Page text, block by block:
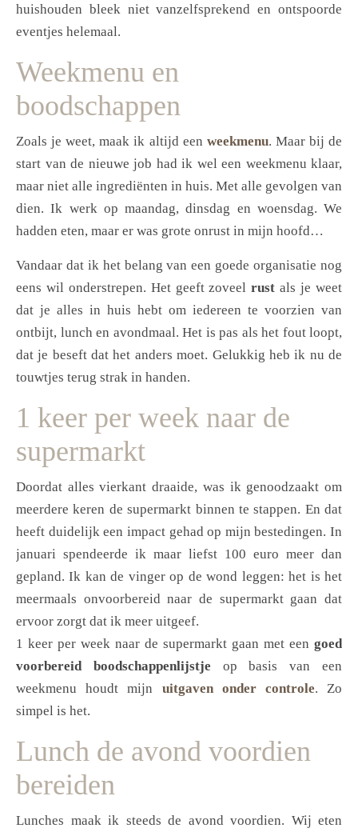
huishouden bleek niet vanzelfsprekend en ontspoorde
eventjes helemaal.
Weekmenu en
boodschappen
Zoals je weet, maak ik altijd een weekmenu. Maar bij de
start van de nieuwe job had ik wel een weekmenu klaar,
maar niet alle ingrediënten in huis. Met alle gevolgen van
dien. Ik werk op maandag, dinsdag en woensdag. We
hadden eten, maar er was grote onrust in mijn hoofd…
Vandaar dat ik het belang van een goede organisatie nog
eens wil onderstrepen. Het geeft zoveelrust als je weet
dat je alles in huis hebt om iedereen te voorzien van
ontbijt, lunch en avondmaal. Het is pas als het fout loopt,
dat je beseft dat het anders moet. Gelukkig heb ik nu de
touwtjes terug strak in handen.
1 keer per week naar de
supermarkt
Doordat alles vierkant draaide, was ik genoodzaakt om
meerdere keren de supermarkt binnen te stappen. En dat
heeft duidelijk een impact gehad op mijn bestedingen. In
januari spendeerde ik maar liefst 100 euro meer dan
gepland. Ik kan de vinger op de wond leggen: het is het
meermaals onvoorbereid naar de supermarkt gaan dat
ervoor zorgt dat ik meer uitgeef.
1 keer per week naar de supermarkt gaan met een goed
voorbereid boodschappenlijstje op basis van een
weekmenu houdt mijn uitgaven onder controle. Zo
simpel is het.
Lunch de avond voordien
bereiden
Lunches maak ik steeds de avond voordien. Wij eten